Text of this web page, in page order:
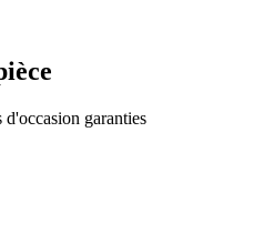
garanties